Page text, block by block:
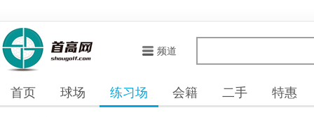
频道
首页 球场 练习场 会籍 二手 特惠